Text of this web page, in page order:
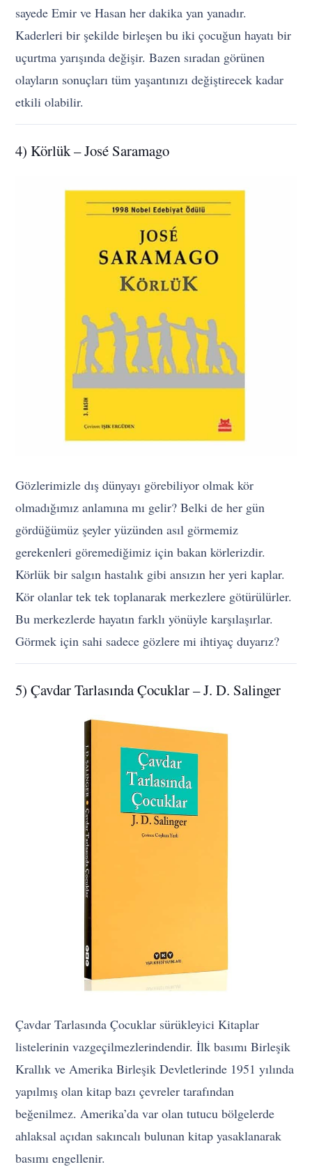
sayede Emir ve Hasan her dakika yan yanadır.
Kaderleri bir şekilde birleşen bu iki çocuğun hayatı bir
uçurtma yarışında değişir. Bazen sıradan görünen
olayların sonuçları tüm yaşantınızı değiştirecek kadar
etkili olabilir.
4) Körlük – José Saramago
Gözlerimizle dış dünyayı görebiliyor olmak kör
olmadığımız anlamına mı gelir? Belki de her gün
gördüğümüz şeyler yüzünden asıl görmemiz
gerekenleri göremediğimiz için bakan körlerizdir.
Körlük bir salgın hastalık gibi ansızın her yeri kaplar.
Kör olanlar tek tek toplanarak merkezlere götürülürler.
Bu merkezlerde hayatın farklı yönüyle karşılaşırlar.
Görmek için sahi sadece gözlere mi ihtiyaç duyarız?
5) Çavdar Tarlasında Çocuklar – J. D. Salinger
Çavdar Tarlasında Çocuklar sürükleyici Kitaplar
listelerinin vazgeçilmezlerindendir. İlk basımı Birleşik
Krallık ve Amerika Birleşik Devletlerinde 1951 yılında
yapılmış olan kitap bazı çevreler tarafından
beğenilmez. Amerika’da var olan tutucu bölgelerde
ahlaksal açıdan sakıncalı bulunan kitap yasaklanarak
basımı engellenir.